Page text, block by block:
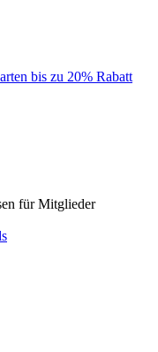
bis zu 20% Rabatt
für Mitglieder